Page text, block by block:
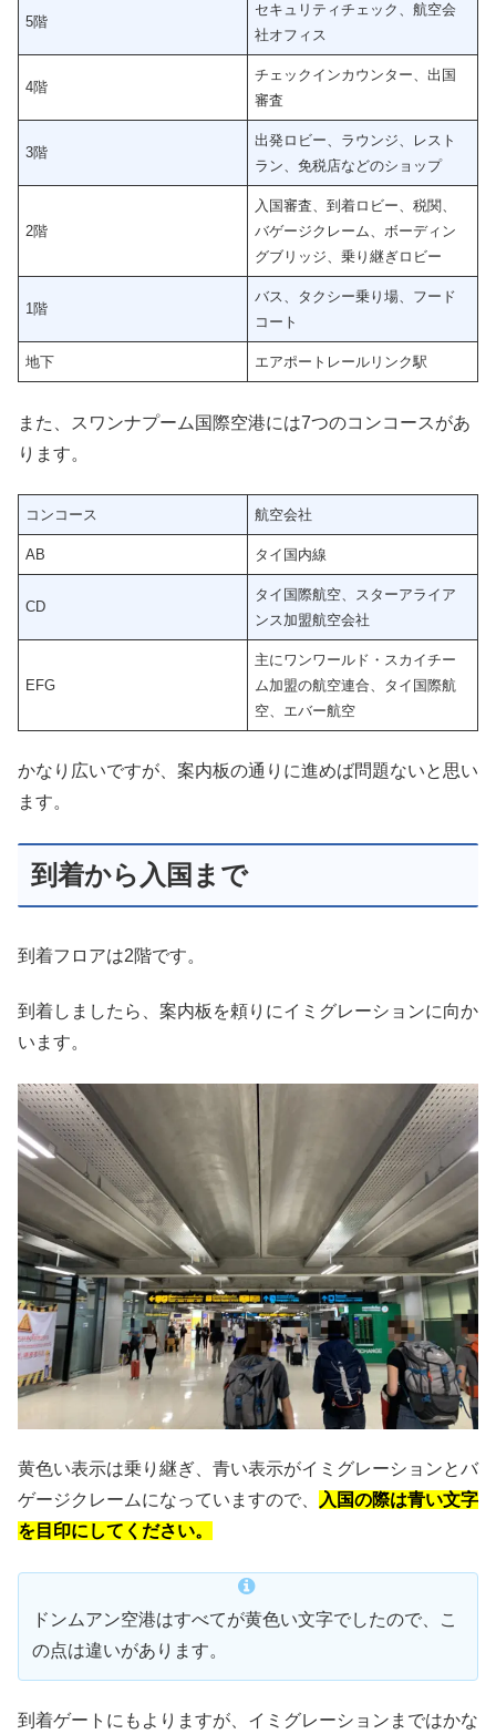
5階
セキュリティチェック、航空会
社オフィス
4階
チェックインカウンター、出国
審査
3階
出発ロビー、ラウンジ、レスト
ラン、免税店などのショップ
2階
入国審査、到着ロビー、税関、
バゲージクレーム、ボーディン
グブリッジ、乗り継ぎロビー
1階
バス、タクシー乗り場、フード
コート
地下 エアポートレールリンク駅
また、スワンナプーム国際空港には7つのコンコースがあ
ります。
コンコース 航空会社
AB タイ国内線
CD
タイ国際航空、スターアライア
ンス加盟航空会社
EFG
主にワンワールド・スカイチー
ム加盟の航空連合、タイ国際航
空、エバー航空
かなり広いですが、案内板の通りに進めば問題ないと思い
ます。
到着から入国まで
到着フロアは2階です。
到着しましたら、案内板を頼りにイミグレーションに向か
います。
黄色い表示は乗り継ぎ、青い表示がイミグレーションとバ
ゲージクレームになっていますので、
入国の際は青い文字
を目印にしてください。
ドンムアン空港はすべてが黄色い文字でしたので、こ
の点は違いがあります。
到着ゲートにもよりますが、イミグレーションまではかな